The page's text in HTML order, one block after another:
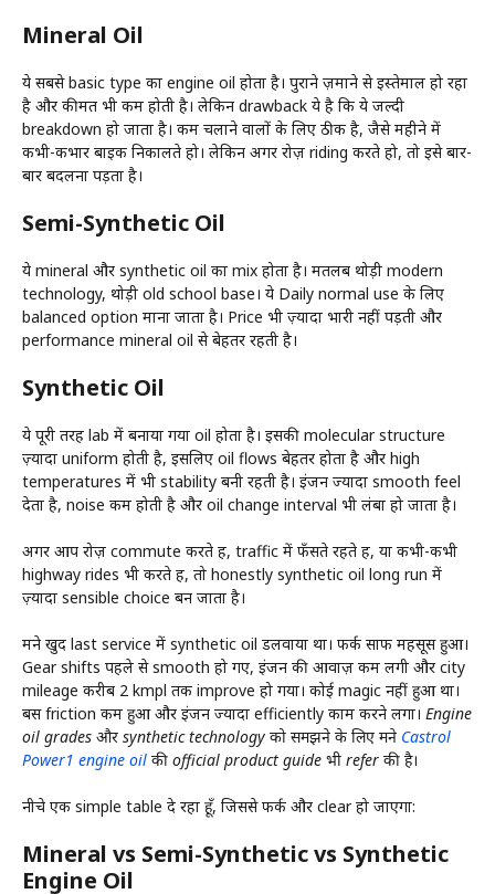
Mineral Oil
ये सबसे basic type का engine oil होता है। पुराने ज़माने से इस्तेमाल हो रहा
है और कीमत भी कम होती है। लेकिन drawback ये है कि ये जल्दी
breakdown हो जाता है। कम चलाने वालों के लिए ठीक है, जैसे महीने में
कभी-कभार बाइक निकालते हो। लेकिन अगर रोज़ riding करते हो, तो इसे बार-
बार बदलना पड़ता है।
Semi-Synthetic Oil
ये mineral और synthetic oil का mix होता है। मतलब थोड़ी modern
technology, थोड़ी old school base। ये Daily normal use के लिए
balanced option माना जाता है। Price भी ज़्यादा भारी नहीं पड़ती और
performance mineral oil से बेहतर रहती है।
Synthetic Oil
ये पूरी तरह lab में बनाया गया oil होता है। इसकी molecular structure
ज़्यादा uniform होती है, इसलिए oil flows बेहतर होता है और high
temperatures में भी stability बनी रहती है। इंजन ज्यादा smooth feel
देता है, noise कम होती है और oil change interval भी लंबा हो जाता है।
अगर आप रोज़ commute करते हैं, traffic में फँसते रहते हैं, या कभी-कभी
highway rides भी करते हैं, तो honestly synthetic oil long run में
ज़्यादा sensible choice बन जाता है।
मैंने खुद last service में synthetic oil डलवाया था। फर्क साफ महसूस हुआ।
Gear shifts पहले से smooth हो गए, इंजन की आवाज़ कम लगी और city
mileage करीब 2 kmpl तक improve हो गया। कोई magic नहीं हुआ था।
बस friction कम हुआ और इंजन ज्यादा efficiently काम करने लगा। Engine
oil grades और synthetic technology को समझने के लिए मैंने Castrol
Power1 engine oil की official product guide भी refer की है।
नीचे एक simple table दे रहा हूँ, जिससे फर्क और clear हो जाएगा:
Mineral vs Semi-Synthetic vs Synthetic
Engine Oil